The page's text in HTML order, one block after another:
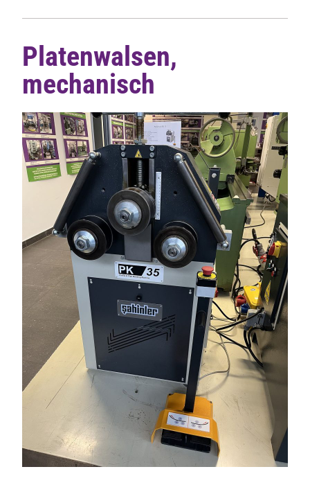
Platenwalsen,
mechanisch